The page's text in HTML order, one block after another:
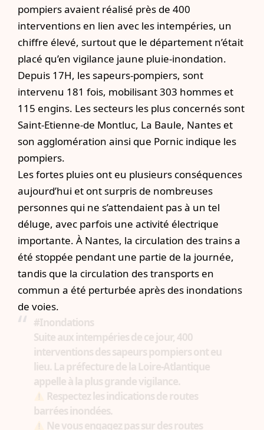
pompiers avaient réalisé près de 400
interventions en lien avec les intempéries, un
chiffre élevé, surtout que le département n’était
placé qu’en vigilance jaune pluie-inondation.
Depuis 17H, les sapeurs-pompiers, sont
intervenu 181 fois, mobilisant 303 hommes et
115 engins. Les secteurs les plus concernés sont
Saint-Etienne-de Montluc, La Baule, Nantes et
son agglomération ainsi que Pornic indique les
pompiers.
Les fortes pluies ont eu plusieurs conséquences
aujourd’hui et ont surpris de nombreuses
personnes qui ne s’attendaient pas à un tel
déluge, avec parfois une activité électrique
importante. À Nantes, la circulation des trains a
été stoppée pendant une partie de la journée,
tandis que la circulation des transports en
commun a été perturbée après des inondations
de voies.
#Inondations
Suite aux intempéries de ce jour, 400
interventions des sapeurs pompiers ont eu
lieu. La préfecture de la Loire-Atlantique
appelle à la plus grande vigilance.
Respectez les indications de routes
barrées inondées.
Ne vous engagez pas sur des routes